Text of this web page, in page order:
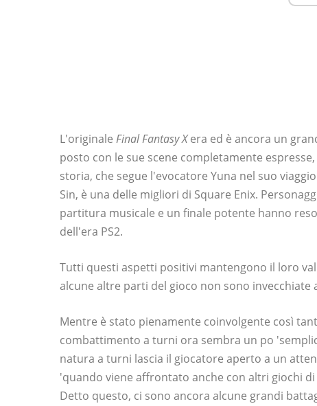
L'originale Final Fantasy Xera ed è ancora un
posto con le sue scene completamente
storia, che segue l'evocatore Yuna nel suo
Sin, è una delle migliori di Square Enix.
partitura musicale e un finale potente hanno
dell'era PS2.
Tutti questi aspetti positivi mantengono il loro
alcune altre parti del gioco non sono invecchiate
Mentre è stato pienamente coinvolgente così
combattimento a turni ora sembra un po
natura a turni lascia il giocatore aperto a un
'quando viene affrontato anche con altri giochi
Detto questo, ci sono ancora alcune grandi